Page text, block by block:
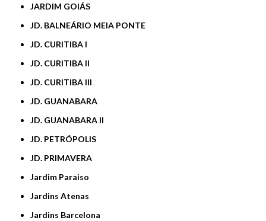
JARDIM GOIÁS
JD. BALNEÁRIO MEIA PONTE
JD. CURITIBA I
JD. CURITIBA II
JD. CURITIBA III
JD. GUANABARA
JD. GUANABARA II
JD. PETRÓPOLIS
JD. PRIMAVERA
Jardim Paraiso
Jardins Atenas
Jardins Barcelona